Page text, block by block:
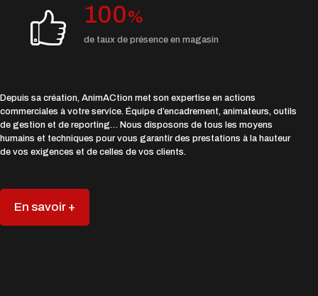
100%
de taux de présence en magasin
Depuis sa création, AnimACtion met son expertise en actions
commerciales à votre service. Équipe d’encadrement, animateurs, outils
de gestion et de reporting… Nous disposons de tous les moyens
humains et techniques pour vous garantir des prestations à la hauteur
de vos exigences et de celles de vos clients.
En savoir +